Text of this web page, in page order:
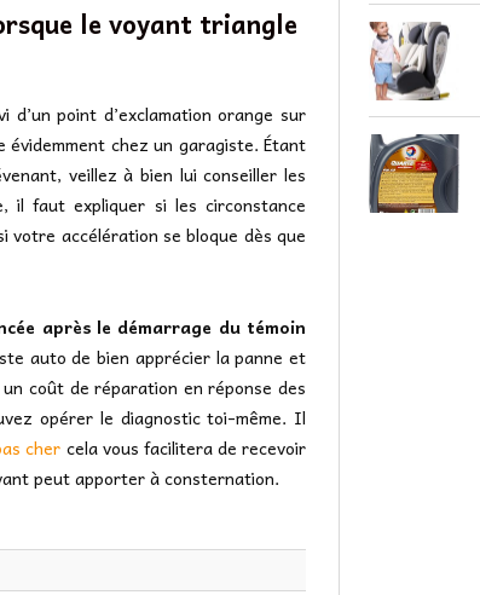
le voyant triangle
point d’exclamation orange sur
chez un garagiste. Étant
veillez à bien lui conseiller les
il faut expliquer si les circonstance
votre accélération se bloque dès que
après le démarrage du témoin
auto de bien apprécier la panne et
coût de réparation en réponse des
opérer le diagnostic toi-même. Il
cher cela vous facilitera de recevoir
peut apporter à consternation.